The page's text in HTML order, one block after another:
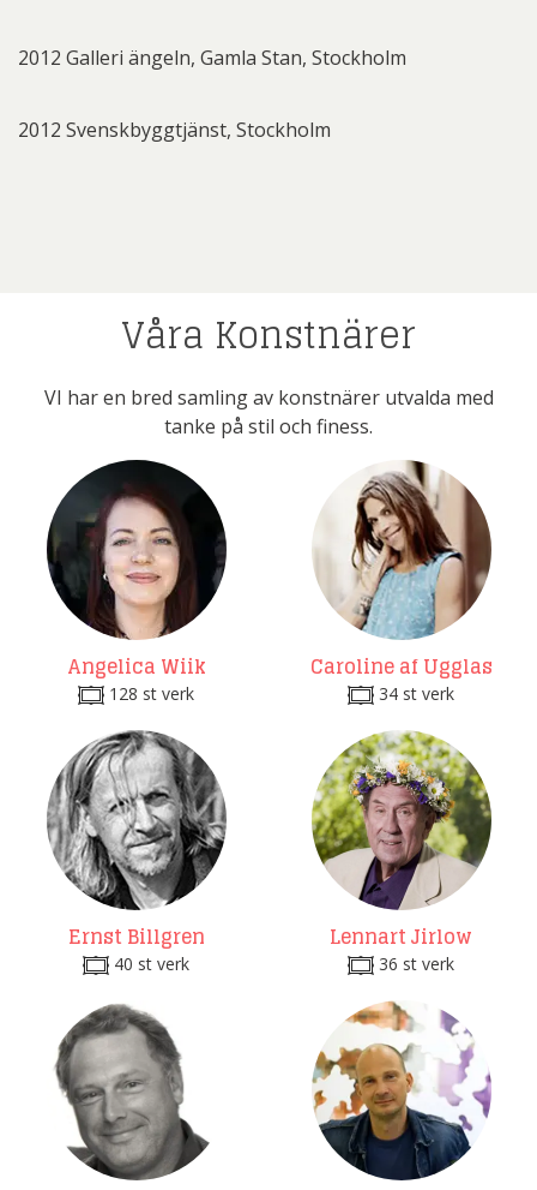
2012 Galleri ängeln, Gamla Stan, Stockholm
2012 Svenskbyggtjänst, Stockholm
Våra Konstnärer
VI har en bred samling av konstnärer utvalda med
tanke på stil och finess.
Angelica Wiik
128 st verk
Caroline af Ugglas
34 st verk
Ernst Billgren
40 st verk
Lennart Jirlow
36 st verk